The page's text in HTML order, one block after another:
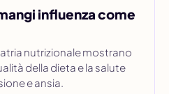
influenza come
nutrizionale mostrano
della dieta e la salute
e ansia.